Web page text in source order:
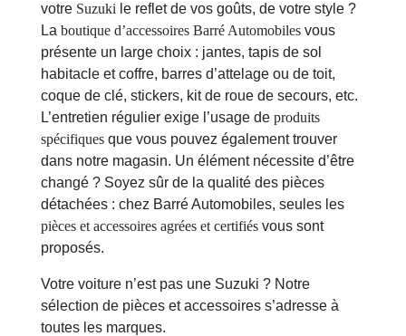
votre Suzuki le reflet de vos goûts, de votre style ?
La boutique d’accessoires Barré Automobiles vous
présente un large choix : jantes, tapis de sol
habitacle et coffre, barres d’attelage ou de toit,
coque de clé, stickers, kit de roue de secours, etc.
L’entretien régulier exige l’usage de produits
spécifiques que vous pouvez également trouver
dans notre magasin. Un élément nécessite d’être
changé ? Soyez sûr de la qualité des pièces
détachées : chez Barré Automobiles, seules les
pièces et accessoires agrées et certifiés vous sont
proposés.
Votre voiture n’est pas une Suzuki ? Notre
sélection de pièces et accessoires s’adresse à
toutes les marques.